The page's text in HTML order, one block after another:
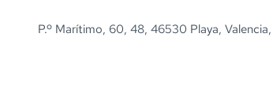
P.º Marítimo, 60, 48, 46530 Playa,